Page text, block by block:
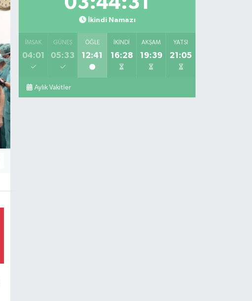
İkindi Namazı
İMSAK
04:01
GÜNEŞ
05:33
ÖĞLE
12:41
İKINDI
16:28
AKŞAM
19:39
YATSI
21:05
Aylık Vakitler